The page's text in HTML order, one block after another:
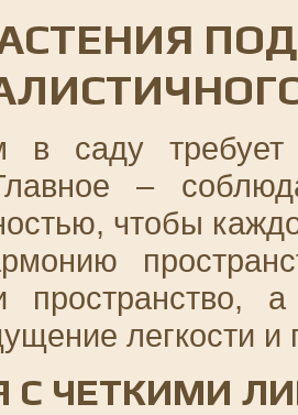
в саду
–
чтобы
легкости и
С ЧЕТКИМИ